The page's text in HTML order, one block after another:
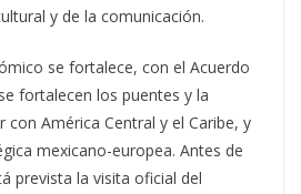
y de la comunicación.
se fortalece, con el Acuerdo
fortalecen los puentes y la
América Central y el Caribe, y
mexicano-europea. Antes de
prevista la visita oficial del